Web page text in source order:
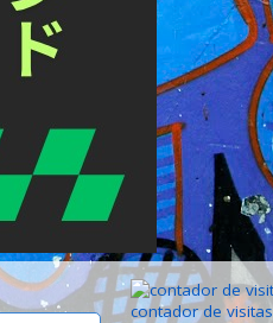
contador de visitas